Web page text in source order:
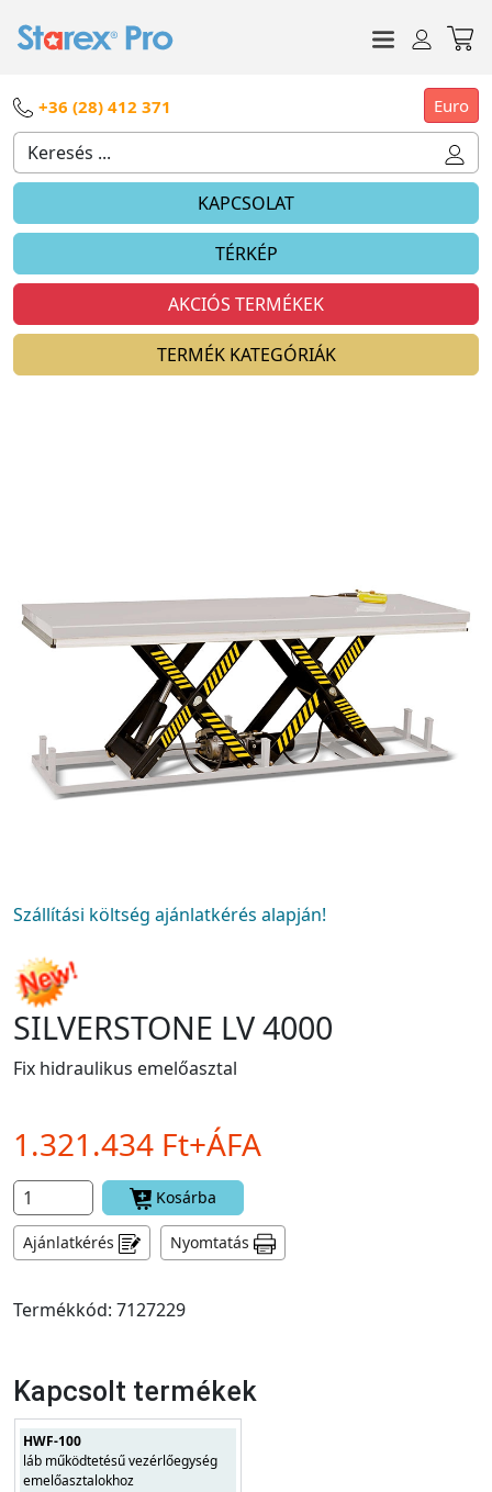
+36 (28) 412 371 Euro
KAPCSOLAT
TÉRKÉP
AKCIÓS TERMÉKEK
TERMÉK KATEGÓRIÁK
Szállítási költség ajánlatkérés alapján!
SILVERSTONE LV 4000
Fix hidraulikus emelőasztal
1.321.434 Ft+ÁFA
Kosárba
Ajánlatkérés Nyomtatás
Termékkód: 7127229
Kapcsolt termékek
HWF-100
láb működtetésű vezérlőegység
emelőasztalokhoz